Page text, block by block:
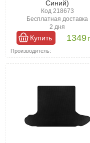
Синий)
Код 218673
Бесплатная доставка
2 дня
Купить 1349
Производитель: